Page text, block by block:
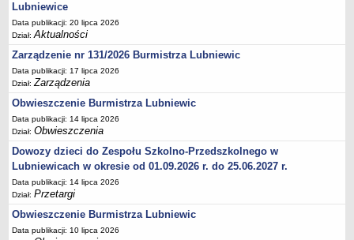
Zespół Szkolno-Przedszkolny
Miejsko-Gminny Ośrodek Pomocy Społecznej
Zakład Gospodarki Komunalnej
Środowiskowy Dom Samopomocy
MAJĄTEK I FINANSE
Budżet Gminy
Majątek Gminy
Sprawozdania z wykonania budżetu - kwartalne
Umorzenia, odroczenia, raty
Fundacje i Stowarzyszenia dofinansowane z JST
Pomoc publiczna
Lubniewice
Data publikacji: 20 lipca 2026
Dział:Aktualności
Zarządzenie nr 131/2026 Burmistrza Lubniewic
Data publikacji: 17 lipca 2026
Dział:Zarządzenia
Obwieszczenie Burmistrza Lubniewic
Data publikacji: 14 lipca 2026
Dział:Obwieszczenia
Dowozy dzieci do Zespołu Szkolno-Przedszkolnego w
Lubniewicach w okresie od 01.09.2026 r. do 25.06.2027 r.
Data publikacji: 14 lipca 2026
Dział:Przetargi
Obwieszczenie Burmistrza Lubniewic
Data publikacji: 10 lipca 2026